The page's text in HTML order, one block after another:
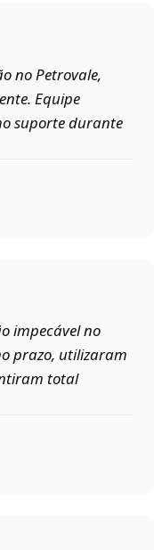
no Petrovale,
Equipe
suporte durante
impecável no
prazo, utilizaram
total